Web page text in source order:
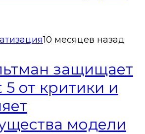
10 месяцев назад
защищает
5 от критики и
модели